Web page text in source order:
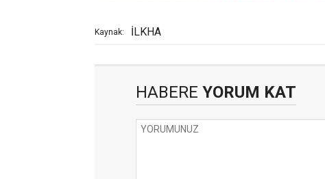
Kaynak: İLKHA
HABERE YORUM KAT